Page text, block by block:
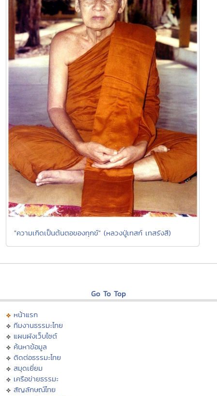
"ความเกิดเป็นต้นตอของทุกข์" (หลวงปู่เทสก์ เทสรังสี)
Go To Top
หน้าแรก
ทีมงานธรรมะไทย
แผนผังเว็บไซต์
ค้นหาข้อมูล
ติดต่อธรรมะไทย
สมุดเยี่ยม
เครือข่ายธรรมะ
สัญลักษณ์ไทย